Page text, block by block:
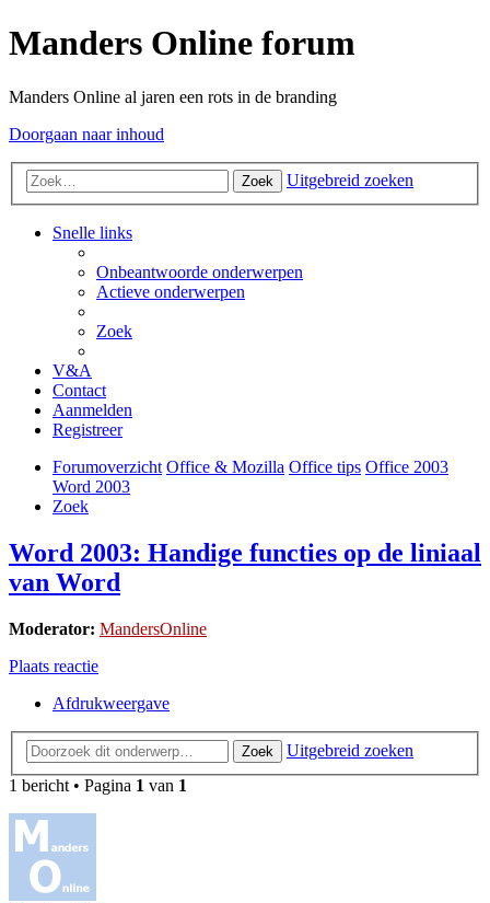
Manders Online forum
Manders Online al jaren een rots in de branding
Doorgaan naar inhoud
Zoek Uitgebreid zoeken
Snelle links
Onbeantwoorde onderwerpen
Actieve onderwerpen
Zoek
V&A
Contact
Aanmelden
Registreer
Forumoverzicht Office & Mozilla Office tips Office 2003
Word 2003
Zoek
Word 2003: Handige functies op de liniaal
van Word
Moderator: MandersOnline
Plaats reactie
Afdrukweergave
Zoek
Uitgebreid zoeken
1 bericht • Pagina 1 van 1